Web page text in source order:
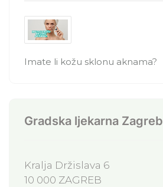
Imate li kožu sklonu aknama?
Gradska ljekarna Zagreb
Kralja Držislava 6
10 000 ZAGREB